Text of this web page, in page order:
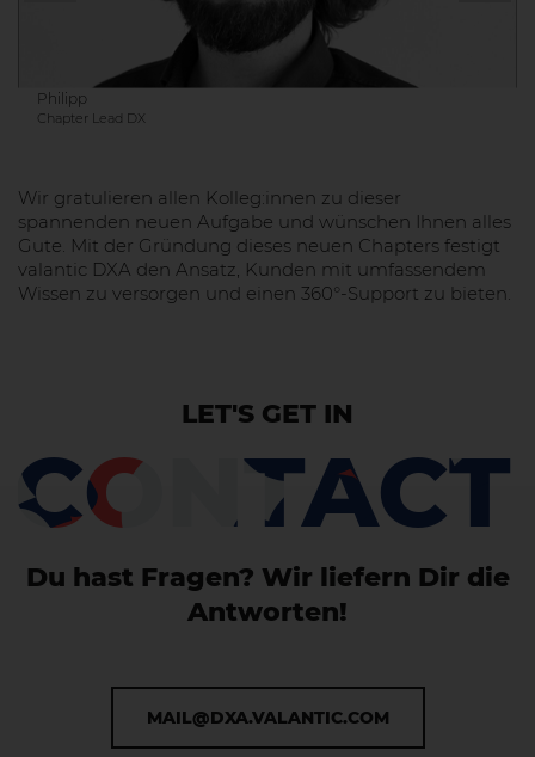
Philipp
Chapter Lead DX
Wir gratulieren allen Kolleg:innen zu dieser
spannenden neuen Aufgabe und wünschen Ihnen alles
Gute. Mit der Gründung dieses neuen Chapters festigt
valantic DXA den Ansatz, Kunden mit umfassendem
Wissen zu versorgen und einen 360°-Support zu bieten.
LET'S GET IN
CONTACT
Du hast Fragen? Wir liefern Dir die
Antworten!
MAIL@DXA.VALANTIC.COM